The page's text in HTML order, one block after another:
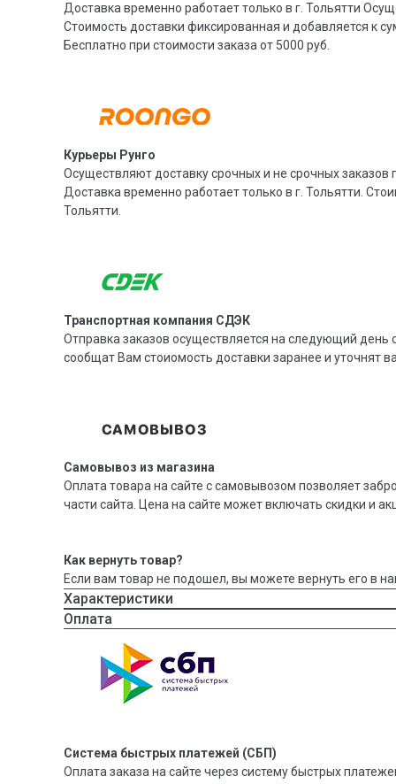
Доставка временно работает только в г. Тольятти
Стоимость доставки фиксированная и добавляется к
Бесплатно при стоимости заказа от 5000 руб.
Курьеры Рунго
Осуществляют доставку срочных и не срочных заказов
Доставка временно работает только в г. Тольятти.
Тольятти.
Транспортная компания СДЭК
Отправка заказов осуществляется на следующий день
сообщат Вам стоиомость доставки заранее и
Самовывоз из магазина
Оплата товара на сайте с самовывозом позволяет
части сайта. Цена на сайте может включать скидки и
Как вернуть товар?
Если вам товар не подошел, вы можете вернуть его в
Характеристики
Оплата
Система быстрых платежей (СБП)
Оплата заказа на сайте через систему быстрых